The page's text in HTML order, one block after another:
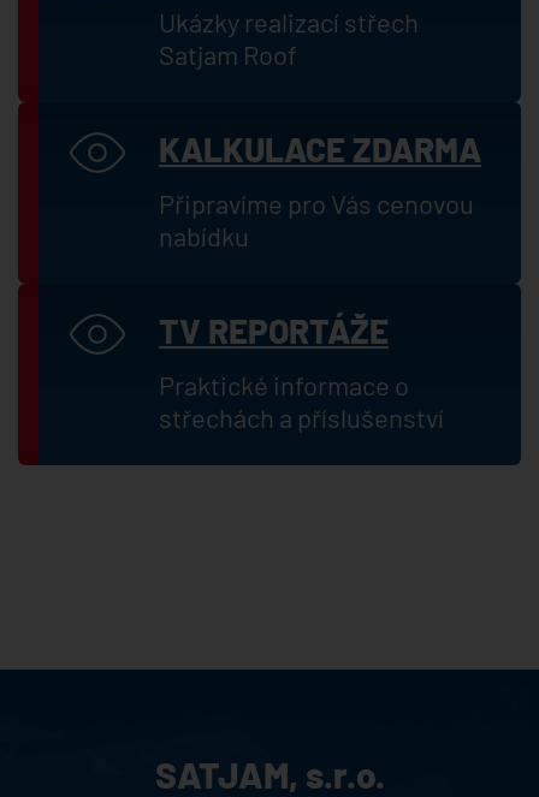
Ukázky realizací střech
Satjam Roof
KALKULACE ZDARMA
Připravíme pro Vás cenovou
nabídku
TV REPORTÁŽE
Praktické informace o
střechách a příslušenství
SATJAM, s.r.o.